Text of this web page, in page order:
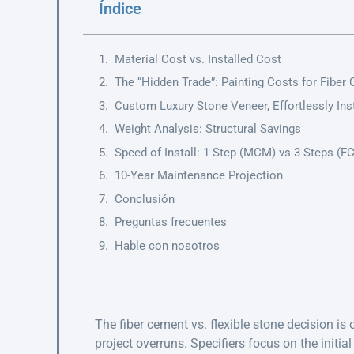
Índice
Material Cost vs. Installed Cost
The “Hidden Trade”: Painting Costs for Fiber
Custom Luxury Stone Veneer, Effortlessly
Weight Analysis: Structural Savings
Speed of Install: 1 Step (MCM) vs 3 Steps
10-Year Maintenance Projection
Conclusión
Preguntas frecuentes
Hable con nosotros
The fiber cement vs. flexible stone decision
project overruns. Specifiers focus on the